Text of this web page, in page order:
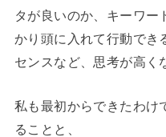
タが良いのか、キーワー
かり頭に入れて行動でき
センスなど、思考が高く
私も最初からできたわけ
ることと、